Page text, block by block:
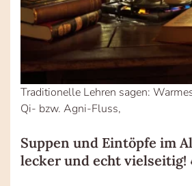
Traditionelle Lehren sagen:
Qi- bzw. Agni-Fluss,
Suppen und Eintöpfe im
lecker und echt vielseitig!